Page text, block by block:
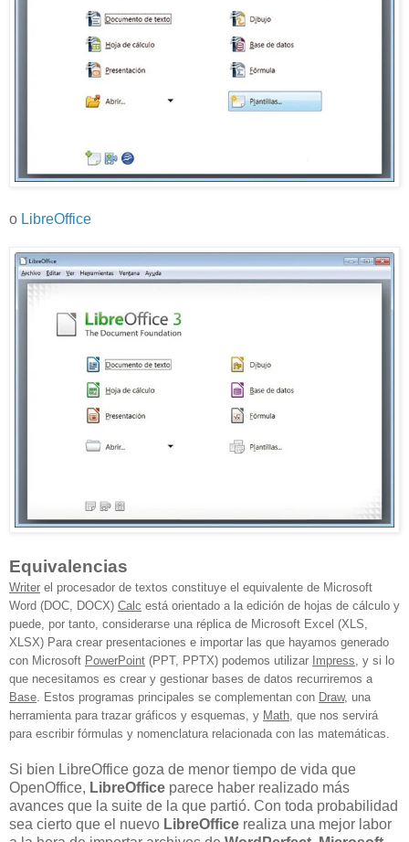
o LibreOffice
Equivalencias
Writer el procesador de textos constituye el equivalente de Microsoft
Word (DOC, DOCX) Calc está orientado a la edición de hojas de cálculo y
puede, por tanto, considerarse una réplica de Microsoft Excel (XLS,
XLSX) Para crear presentaciones e importar las que hayamos generado
con Microsoft PowerPoint (PPT, PPTX) podemos utilizar Impress , y si lo
que necesitamos es crear y gestionar bases de datos recurriremos a
Base . Estos programas principales se complementan con Draw, una
herramienta para trazar gráficos y esquemas, y Math , que nos servirá
para escribir fórmulas y nomenclatura relacionada con las matemáticas.
Si bien LibreOffice goza de menor tiempo de vida que
OpenOffice, LibreOffice parece haber realizado más
avances que la suite de la que partió. Con toda probabilidad
sea cierto que el nuevo LibreOffice realiza una mejor labor